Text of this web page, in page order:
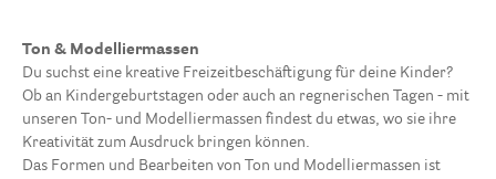
Ton & Modelliermassen
Du suchst eine kreative Freizeitbeschäftigung für deine Kinder?
Ob an Kindergeburtstagen oder auch an regnerischen Tagen - mit
unseren Ton- und Modelliermassen findest du etwas, wo sie ihre
Kreativität zum Ausdruck bringen können.
Das Formen und Bearbeiten von Ton und Modelliermassen ist